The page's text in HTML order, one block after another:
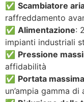
✅ Scambiatore
raffreddamento
✅ Alimentazione:
impianti industriali
✅ Pressione
affidabilità
✅ Portata massima
un’ampia gamma